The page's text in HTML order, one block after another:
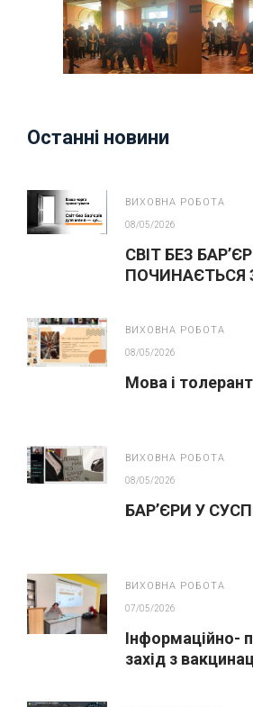
Останні новини
ВИХОВНА РОБОТА
08/05/2026
СВІТ БЕЗ
ПОЧИНАЄТЬСЯ
ВИХОВНА РОБОТА
08/05/2026
Мова і
ВИХОВНА РОБОТА
08/05/2026
БАР’ЄРИ У
ВИХОВНА РОБОТА
07/05/2026
Інформаційно-
захід з